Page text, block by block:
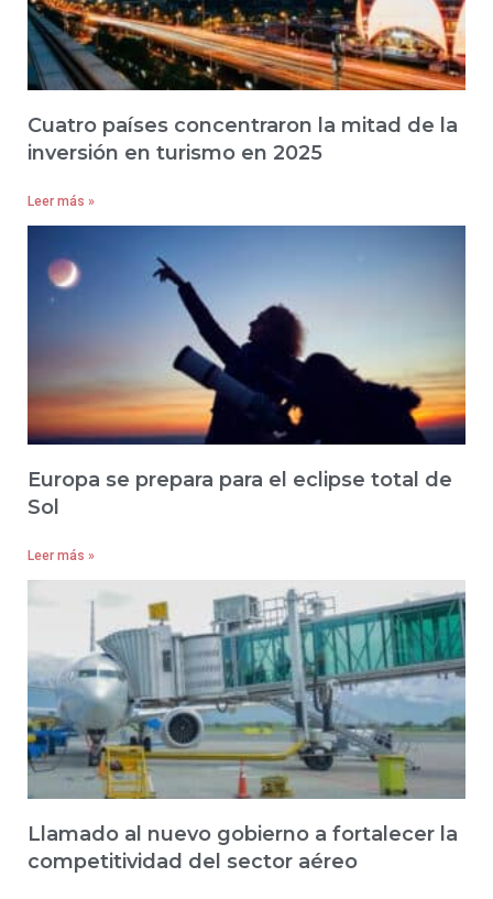
Cuatro países concentraron la mitad de la
inversión en turismo en 2025
Leer más »
Europa se prepara para el eclipse total de
Sol
Leer más »
Llamado al nuevo gobierno a fortalecer la
competitividad del sector aéreo